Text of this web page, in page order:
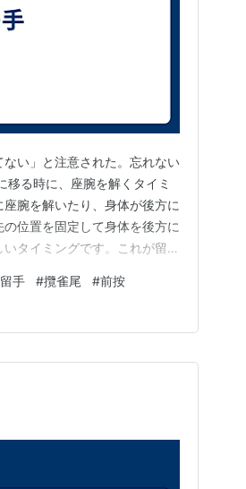
い」と注意された。忘れない
る時に、座腕を解くタイミ
腕を解いたり、身体が後方に
位置を固定して身体を後方に
タイミングです。これが留手
解かれる様にしてください。
い…
留手 #攬雀尾 #前按